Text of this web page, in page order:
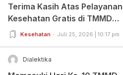
Terima Kasih Atas Pelayanan
Kesehatan Gratis di TMMD
Ke-129
Kesehatan Juli 25, 2026 | 10:17 pm
Dialektika